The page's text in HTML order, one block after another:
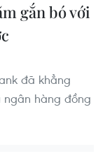
gắn bó với
đã khẳng
ngân hàng đồng